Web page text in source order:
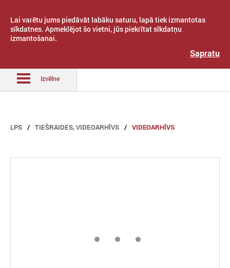
Lai varētu jums piedāvāt labāku saturu, lapā tiek izmantotas
sīkdatnes. Apmeklējot šo vietni, jūs piekrītat sīkdatņu
izmantošanai.
Sapratu
Izvēlne
LPS TIEŠRAIDES, VIDEOARHĪVS VIDEOARHĪVS